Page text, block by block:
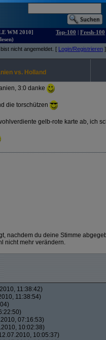
WM 2010]
Top-100 | Fresh-100
nicht angemeldet. [ Login/Registrieren ]
vs. Holland
3:0 danke
die torschützen
gelb-rote karte ab, ich
nachdem du deine Stimme
nicht mehr verändern.
11:38:42)
11:38:54)
07:16:53)
10:02:38)
10:05:37)